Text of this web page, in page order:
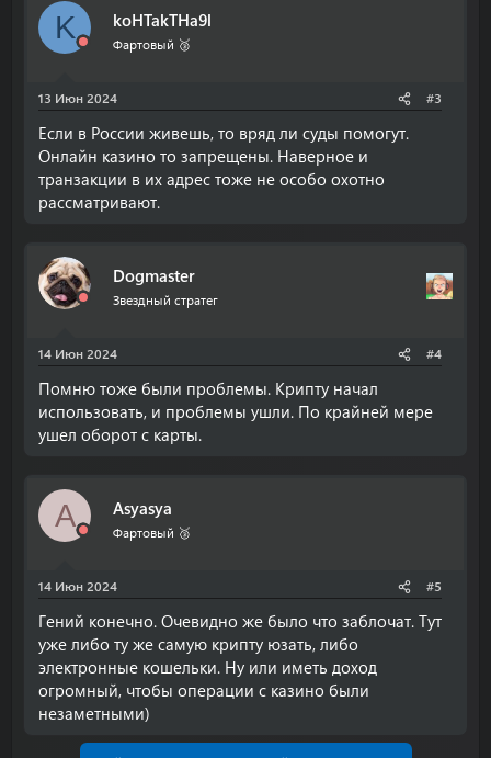
K koHTakTHa9l
Фартовый 🥉
13 Июн 2024 #3
Если в России живешь, то вряд ли суды помогут.
Онлайн казино то запрещены. Наверное и
транзакции в их адрес тоже не особо охотно
рассматривают.
Dogmaster
Звездный стратег
14 Июн 2024 #4
Помню тоже были проблемы. Крипту начал
использовать, и проблемы ушли. По крайней мере
ушел оборот с карты.
A Asyasya
Фартовый 🥉
14 Июн 2024 #5
Гений конечно. Очевидно же было что заблочат. Тут
уже либо ту же самую крипту юзать, либо
электронные кошельки. Ну или иметь доход
огромный, чтобы операции с казино были
незаметными)